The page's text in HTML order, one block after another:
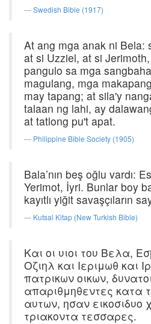
Swedish Bible (1917)
At ang mga anak ni Bela:
at si Uzziel, at si
pangulo sa mga
magulang, mga
may tapang; at sila'y
talaan ng lahi, ay
at tatlong pu't apat.
Philippine Bible Society (1905)
Bala’nın beş oğlu vardı:
Yerimot, İyri. Bunlar boy
kayıtlı yiğit savaşçıların
Kutsal Kitap (New Turkish Bible)
Και οι υιοι του Βελα,
Οζιηλ και Ιεριμωθ και
πατρικων οικων,
απαριθμηθεντες κατα
αυτων, ησαν εικοσιδυο
τριακοντα τεσσαρες.